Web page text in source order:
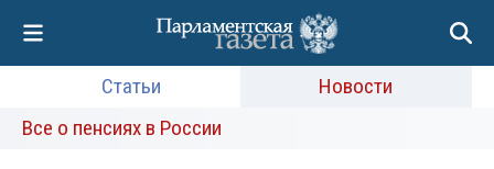
Статьи
Новости
Все о пенсиях в России